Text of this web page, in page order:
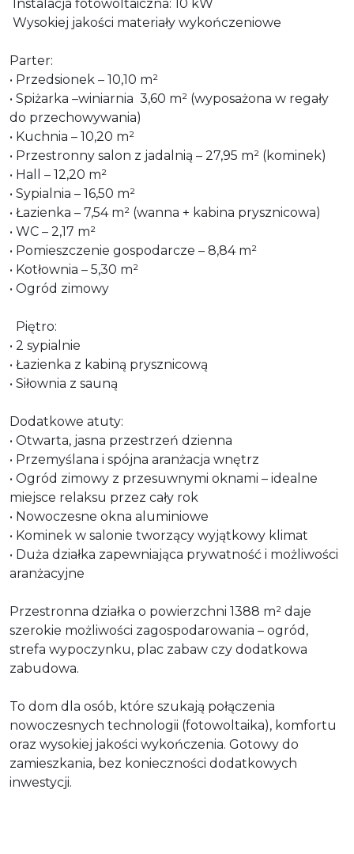
Instalacja fotowoltaiczna: 10 kW
Wysokiej jakości materiały wykończeniowe
Parter:
• Przedsionek – 10,10 m²
• Spiżarka –winiarnia 3,60 m² (wyposażona w regały
do przechowywania)
• Kuchnia – 10,20 m²
• Przestronny salon z jadalnią – 27,95 m² (kominek)
• Hall – 12,20 m²
• Sypialnia – 16,50 m²
• Łazienka – 7,54 m² (wanna + kabina prysznicowa)
• WC – 2,17 m²
• Pomieszczenie gospodarcze – 8,84 m²
• Kotłownia – 5,30 m²
• Ogród zimowy
Piętro:
• 2 sypialnie
• Łazienka z kabiną prysznicową
• Siłownia z sauną
Dodatkowe atuty:
• Otwarta, jasna przestrzeń dzienna
• Przemyślana i spójna aranżacja wnętrz
• Ogród zimowy z przesuwnymi oknami – idealne
miejsce relaksu przez cały rok
• Nowoczesne okna aluminiowe
• Kominek w salonie tworzący wyjątkowy klimat
• Duża działka zapewniająca prywatność i możliwości
aranżacyjne
Przestronna działka o powierzchni 1388 m² daje
szerokie możliwości zagospodarowania – ogród,
strefa wypoczynku, plac zabaw czy dodatkowa
zabudowa.
To dom dla osób, które szukają połączenia
nowoczesnych technologii (fotowoltaika), komfortu
oraz wysokiej jakości wykończenia. Gotowy do
zamieszkania, bez konieczności dodatkowych
inwestycji.